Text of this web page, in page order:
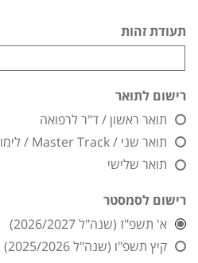
תעודת זהות
רישום לתואר
תואר ראשון / ד"ר לרפואה
תואר שני / Master Track / לימודי תעודה
תואר שלישי
רישום לסמסטר
א' תשפ"ז (שנה"ל 2026/2027)
קיץ תשפ"ו (שנה"ל 2025/2026)